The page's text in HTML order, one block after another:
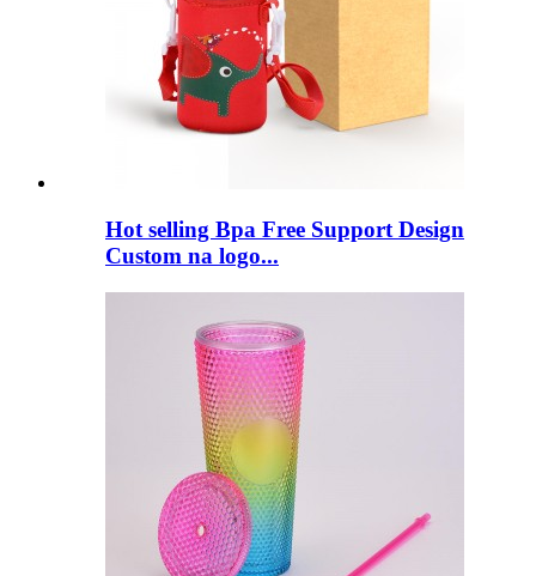
Hot selling Bpa Free Support Design
Custom na logo...